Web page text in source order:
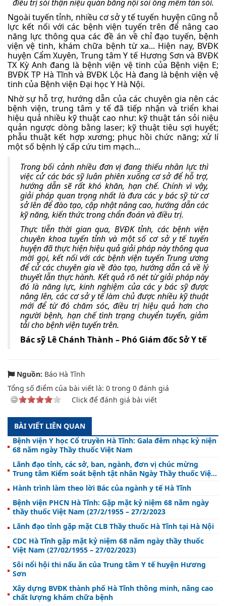
điều trị sỏi thận niệu quản bằng nội soi ống mềm tán sỏi.
Ngoài tuyến tỉnh, nhiều cơ sở y tế tuyến huyện cũng nỗ
lực kết nối với các bệnh viện tuyến trên để nâng cao
năng lực thông qua các đề án về chỉ đạo tuyến, bệnh
viện vệ tinh, khám chữa bệnh từ xa... Hiện nay, BVĐK
huyện Cẩm Xuyên, Trung tâm Y tế Hương Sơn và BVĐK
TX Kỳ Anh đang là bệnh viện vệ tinh của Bệnh viện E;
BVĐK TP Hà Tĩnh và BVĐK Lộc Hà đang là bệnh viện vệ
tinh của Bệnh viện Đại học Y Hà Nội.
Nhờ sự hỗ trợ, hướng dẫn của các chuyên gia nên các
bệnh viện, trung tâm y tế đã tiếp nhận và triển khai
hiệu quả nhiều kỹ thuật cao như: kỹ thuật tán sỏi niệu
quản ngược dòng bằng laser; kỹ thuật tiêu sợi huyết;
phẫu thuật kết hợp xương; phục hồi chức năng; xử lí
một số bệnh lý cấp cứu tim mạch...
Trong bối cảnh nhiều đơn vị đang thiếu nhân lực thì
việc cử các bác sỹ luân phiên xuống cơ sở để hỗ trợ,
hướng dẫn sẽ rất khó khăn, hạn chế. Chính vì vậy,
giải pháp quan trọng nhất là đưa các y bác sỹ từ cơ
sở lên để đào tạo, cập nhật nâng cao, hướng dẫn các
kỹ năng, kiến thức trong chẩn đoán và điều trị.
Thực tiễn thời gian qua, BVĐK tỉnh, các bệnh viện
chuyên khoa tuyến tỉnh và một số cơ sở y tế tuyến
huyện đã thực hiện hiệu quả giải pháp này thông qua
mời gọi, kết nối với các bệnh viện tuyến Trung ương
để cử các chuyên gia về đào tạo, hướng dẫn cả về lý
thuyết lẫn thực hành. Kết quả rõ nét từ giải pháp này
đó là năng lực, kinh nghiệm của các y bác sỹ được
nâng lên, các cơ sở y tế làm chủ được nhiều kỹ thuật
mới để từ đó chăm sóc, điều trị hiệu quả hơn cho
người bệnh, hạn chế tình trạng chuyển tuyến, giảm
tải cho bệnh viện tuyến trên.
Bác sỹ Lê Chánh Thành – Phó Giám đốc Sở Y tế
Nguồn: Báo Hà Tĩnh
Tổng số điểm của bài viết là: 0 trong 0 đánh giá
Click để đánh giá bài viết
BÀI VIẾT LIÊN QUAN
Bệnh viện Y học Cổ truyền Hà Tĩnh: Gala đêm nhạc kỷ niện
68 năm ngày Thầy thuốc Việt Nam
Lãnh đạo tỉnh, các sở, ban, ngành, đơn vị chúc mừng
Trung tâm Kiểm soát bệnh tật nhân Ngày Thầy thuốc Việt
Nam 27/2
Hành trình làm theo lời Bác của ngành y tế Hà Tĩnh
Bệnh viện PHCN Hà Tĩnh: Gặp mặt kỷ niệm 68 năm ngày
thầy thuốc Việt Nam (27/2/1955 – 27/2/2023
Lãnh đạo tỉnh gặp mặt CLB Thầy thuốc Hà Tĩnh tại Hà Nội
CDC Hà Tĩnh gặp mặt kỷ niệm 68 năm ngày thầy thuốc
Việt Nam (27/02/1955 – 27/02/2023)
Sôi nổi hội thi nấu ăn của Trung tâm Y tế huyện Hương
Sơn
Xây dựng BVĐK thành phố Hà Tĩnh thông minh, nâng cao
chất lượng khám chữa bệnh